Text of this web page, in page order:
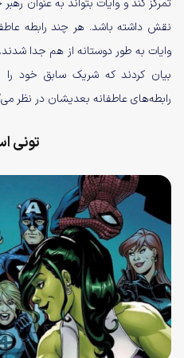
نقش داشته باشد. هر چند رابطه
بیان کردند که شریک سابق خود را
رابطه‌های عاطفانه بعدیشان در نظر
تونی